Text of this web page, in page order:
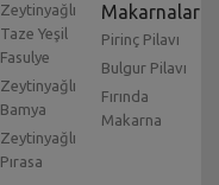
Zeytinyağlı
Taze Yeşil
Fasulye
Zeytinyağlı
Bamya
Zeytinyağlı
Pırasa
Makarnalar
Pirinç Pilavı
Bulgur Pilavı
Fırında
Makarna